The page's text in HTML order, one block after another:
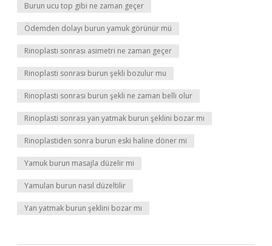
Burun ucu top gibi ne zaman geçer
Ödemden dolayı burun yamuk görünür mü
Rinoplasti sonrası asimetri ne zaman geçer
Rinoplasti sonrası burun şekli bozulur mu
Rinoplasti sonrası burun şekli ne zaman belli olur
Rinoplasti sonrası yan yatmak burun şeklini bozar mı
Rinoplastiden sonra burun eski haline döner mi
Yamuk burun masajla düzelir mi
Yamulan burun nasıl düzeltilir
Yan yatmak burun şeklini bozar mı